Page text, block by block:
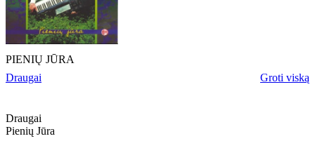
PIENIŲ JŪRA
Draugai
Groti viską
Draugai
Pienių Jūra